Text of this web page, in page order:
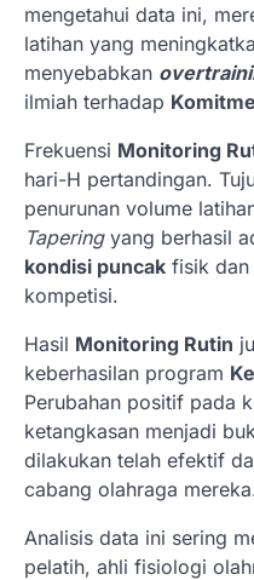
mengetahui data ini,
latihan yang
menyebabkan
ilmiah terhadap
Frekuensi Monitoring
hari-H pertandingan.
penurunan volume
Taperingyang berhasil
kondisi puncak fisik dan
kompetisi.
Hasil Monitoring Rutin
keberhasilan program
Perubahan positif pada
ketangkasan menjadi
dilakukan telah efektif
cabang olahraga
Analisis data ini sering
pelatih, ahli fisiologi